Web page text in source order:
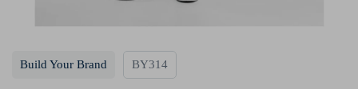
Build Your Brand BY314